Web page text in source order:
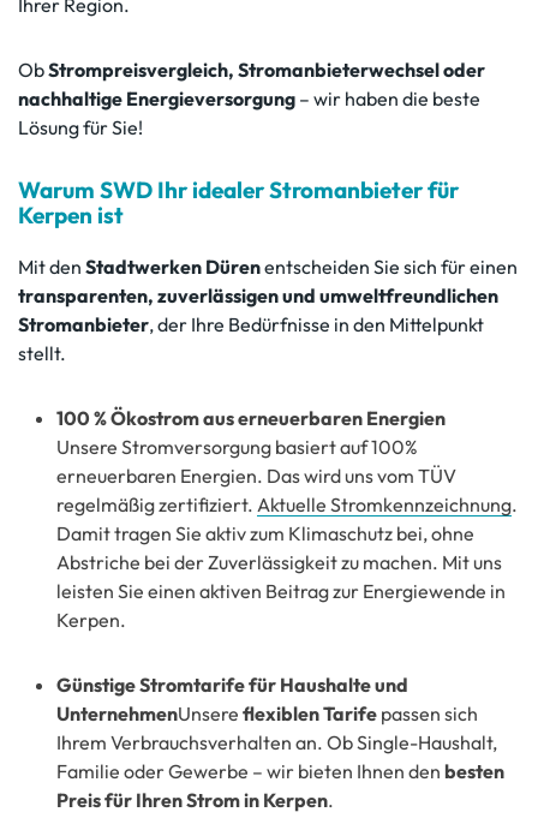
Ihrer Region.
ObStrompreisvergleich, Stromanbieterwechsel oder
nachhaltige Energieversorgung – wir haben die beste
Lösung für Sie!
Warum SWD Ihr idealer Stromanbieter für
Kerpen ist
Mit den Stadtwerken Dürenentscheiden Sie sich für einen
transparenten, zuverlässigen und umweltfreundlichen
Stromanbieter, der Ihre Bedürfnisse in den Mittelpunkt
stellt.
100 % Ökostrom aus erneuerbaren Energien
Unsere Stromversorgung basiert auf 100%
erneuerbaren Energien. Das wird uns vom TÜV
regelmäßig zertifiziert. Aktuelle Stromkennzeichnung.
Damit tragen Sie aktiv zum Klimaschutz bei, ohne
Abstriche bei der Zuverlässigkeit zu machen. Mit uns
leisten Sie einen aktiven Beitrag zur Energiewende in
Kerpen.
Günstige Stromtarife für Haushalte und
UnternehmenUnsere flexiblen Tarife passen sich
Ihrem Verbrauchsverhalten an. Ob Single-Haushalt,
Familie oder Gewerbe – wir bieten Ihnen den besten
Preis für Ihren Strom in Kerpen.